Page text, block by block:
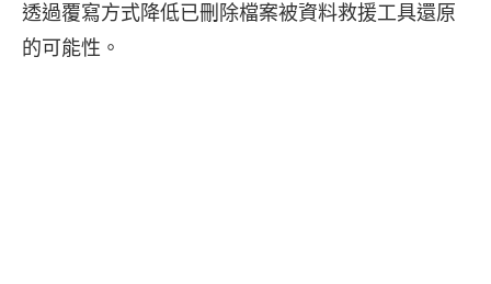
透過覆寫方式降低已刪除檔案被資料救援工具還原
的可能性。